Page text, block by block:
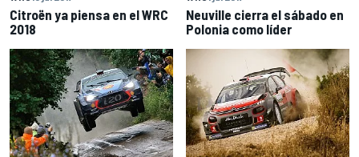
Citroën ya piensa en el WRC
2018
Neuville cierra el sábado en
Polonia como líder